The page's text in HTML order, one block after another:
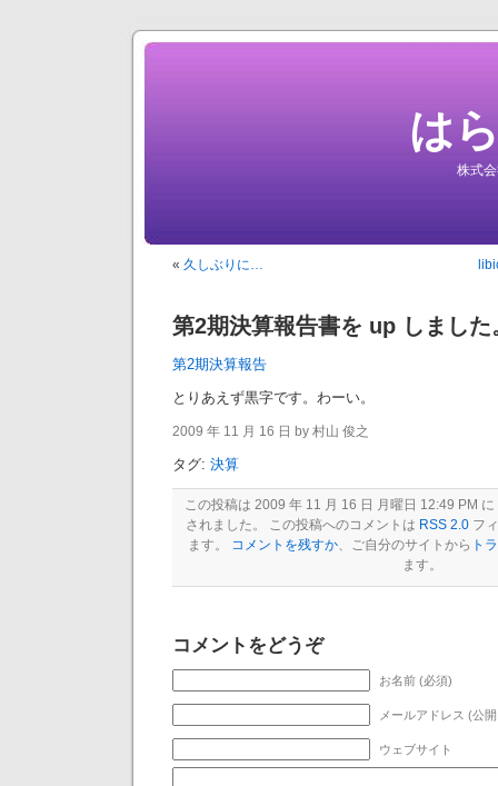
は
株式
« 久しぶりに…
第2期決算報告書を up しまし
第2期決算報告
とりあえず黒字です。わーい。
2009 年 11 月 16 日 by 村山 俊之
タグ: 決算
この投稿は 2009 年 11 月 16 日 月曜日 12:49 PM に
されました。 この投稿へのコメントは RSS 2.0 フ
ます。
コメントを残すか、ご自分のサイトから ト
ます。
コメントをどうぞ
お名前 (必須)
メールアドレス (公
ウェブサイト